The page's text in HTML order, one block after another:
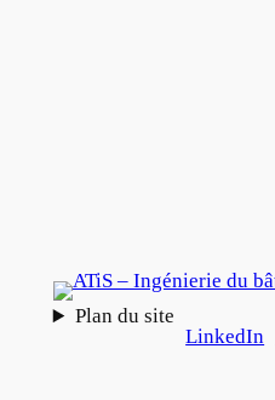
Plan du site
LinkedIn